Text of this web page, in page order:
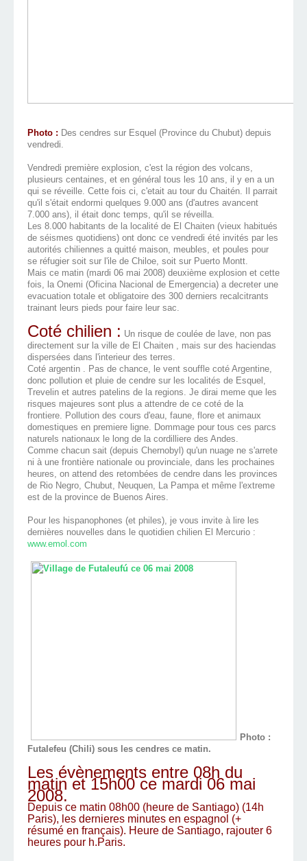
Photo : Des cendres sur Esquel (Province du Chubut) depuis
vendredi.
Vendredi première explosion, c'est la région des volcans,
plusieurs centaines, et en général tous les 10 ans, il y en a un
qui se réveille. Cette fois ci, c'etait au tour du Chaitén. Il parrait
qu'il s'était endormi quelques 9.000 ans (d'autres avancent
7.000 ans), il était donc temps, qu'il se réveilla.
Les 8.000 habitants de la localité de El Chaiten (vieux habitués
de séismes quotidiens) ont donc ce vendredi été invités par les
autorités chiliennes a quitté maison, meubles, et poules pour
se réfugier soit sur l'ile de Chiloe, soit sur Puerto Montt.
Mais ce matin (mardi 06 mai 2008) deuxième explosion et cette
fois, la Onemi (Oficina Nacional de Emergencia) a decreter une
evacuation totale et obligatoire des 300 derniers recalcitrants
trainant leurs pieds pour faire leur sac.
Coté chilien : Un risque de coulée de lave, non pas
directement sur la ville de El Chaiten , mais sur des haciendas
dispersées dans l'interieur des terres.
Coté argentin . Pas de chance, le vent souffle coté Argentine,
donc pollution et pluie de cendre sur les localités de Esquel,
Trevelin et autres patelins de la regions. Je dirai meme que les
risques majeures sont plus a attendre de ce coté de la
frontiere. Pollution des cours d'eau, faune, flore et animaux
domestiques en premiere ligne. Dommage pour tous ces parcs
naturels nationaux le long de la cordilliere des Andes.
Comme chacun sait (depuis Chernobyl) qu'un nuage ne s'arrete
ni à une frontière nationale ou provinciale, dans les prochaines
heures, on attend des retombées de cendre dans les provinces
de Rio Negro, Chubut, Neuquen, La Pampa et même l'extreme
est de la province de Buenos Aires.
Pour les hispanophones (et philes), je vous invite à lire les
dernières nouvelles dans le quotidien chilien El Mercurio :
www.emol.com
Photo :
Futalefeu (Chili) sous les cendres ce matin.
Les évènements entre 08h du
matin et 15h00 ce mardi 06 mai
2008.
Depuis ce matin 08h00 (heure de Santiago) (14h
Paris), les dernieres minutes en espagnol (+
résumé en français). Heure de Santiago, rajouter 6
heures pour h.Paris.